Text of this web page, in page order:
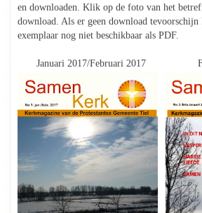
en downloaden. Klik op de foto van het
download. Als er geen download
exemplaar nog niet beschikbaar als PDF.
Januari 2017/Februari 2017